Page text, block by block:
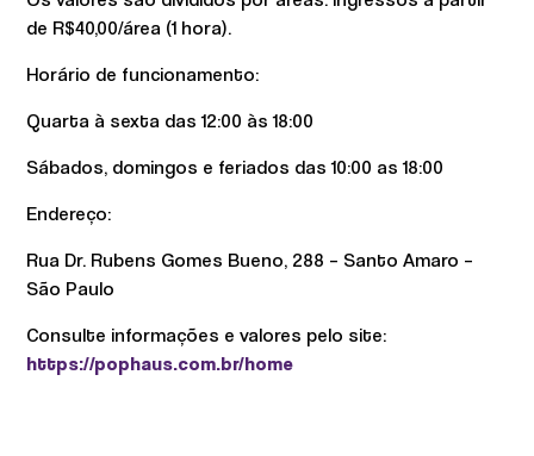
de R$40,00/área (1 hora).
Horário de funcionamento:
Quarta à sexta das 12:00 às 18:00
Sábados, domingos e feriados das 10:00 as 18:00
Endereço:
Rua Dr. Rubens Gomes Bueno, 288 – Santo Amaro –
São Paulo
Consulte informações e valores pelo site:
https://pophaus.com.br/home